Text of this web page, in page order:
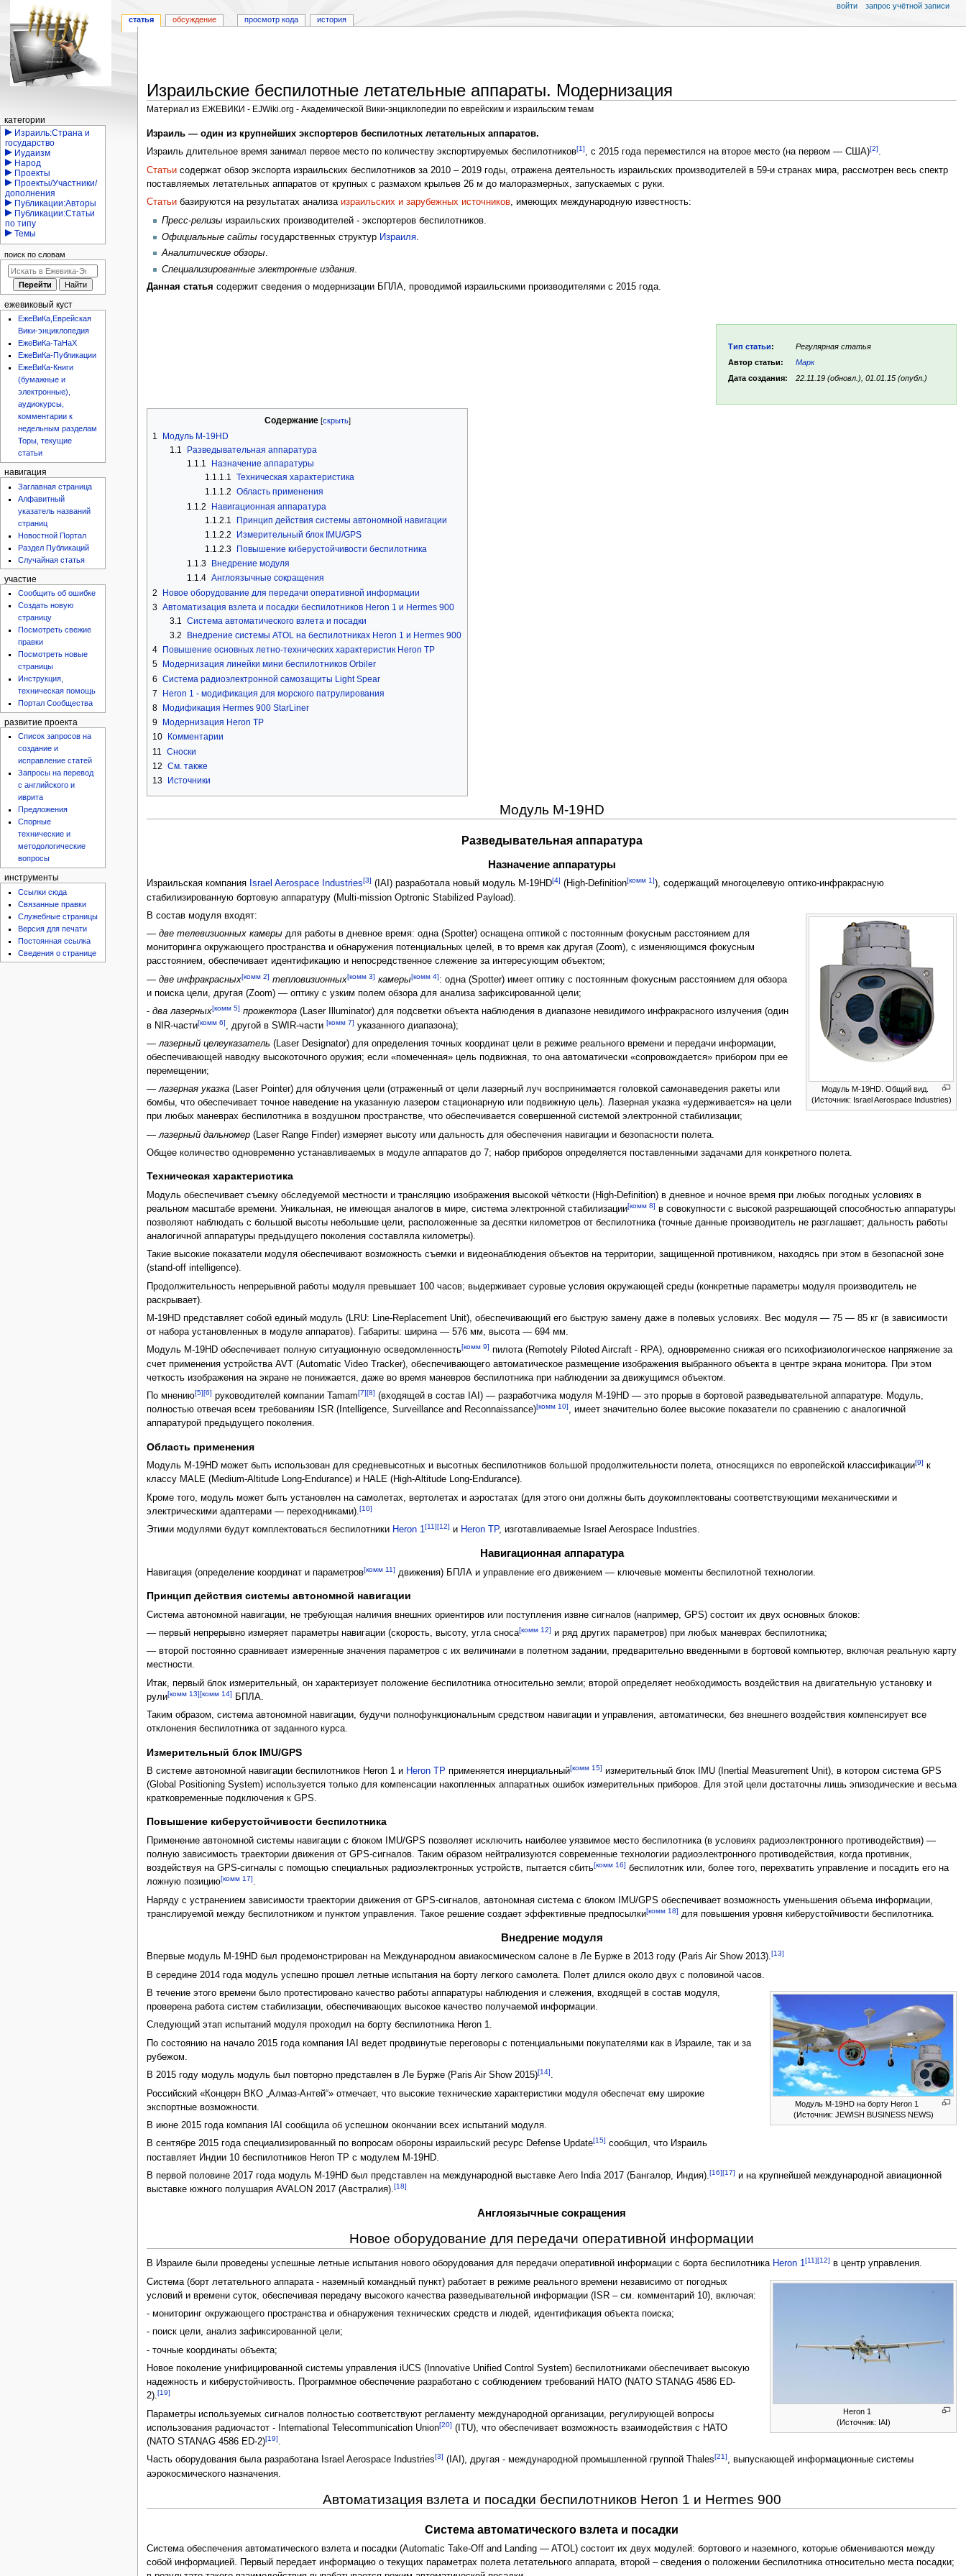
Израильские беспилотные летательные аппараты. Модернизация
Материал из ЕЖЕВИКИ - EJWiki.org - Академической Вики-энциклопедии по еврейским и израильским темам
Перейти
к
Перейти
к
Израиль — один из крупнейших экспортеров беспилотных летательных аппаратов.
Израиль длительное время занимал первое место по количеству экспортируемых беспилотников[1], с 2015 года переместился на второе место (на первом — США)[2].
Статьи содержат обзор экспорта израильских беспилотников за 2010 – 2019 годы, отражена деятельность израильских производителей в 59-и странах мира, рассмотрен весь спектр
поставляемых летательных аппаратов от крупных с размахом крыльев 26 м до малоразмерных, запускаемых с руки.
Статьи базируются на результатах анализаизраильских и зарубежных источников, имеющих международную известность:
Пресс-релизыизраильских производителей - экспортеров беспилотников.
Официальные сайтыгосударственных структур Израиля.
Аналитические обзоры.
Специализированные электронные издания.
Данная статья содержит сведения о модернизации БПЛА, проводимой израильскими производителями с 2015 года.
Тип статьи:
Регулярная статья
Автор статьи:
Марк
Дата создания:
22.11.19 (обновл.), 01.01.15 (опубл.)
Содержание
1
Модуль М-19HD
1.1
Разведывательная аппаратура
1.1.1
Назначение аппаратуры
1.1.1.1 Техническая характеристика
1.1.1.2 Область применения
1.1.2
Навигационная аппаратура
1.1.2.1
Принцип действия системы автономной навигации
1.1.2.2
Измерительный блок IMU/GPS
1.1.2.3
Повышение киберустойчивости беспилотника
1.1.3
Внедрение модуля
1.1.4 Англоязычные сокращения
2
Новое оборудование для передачи оперативной информации
3 Автоматизация взлета и посадки беспилотников Heron 1 и Hermes 900
3.1 Система автоматического взлета и посадки
3.2
Внедрение системы ATOL на беспилотниках Heron 1 и Hermes 900
4
Повышение основных летно-технических характеристик Heron TP
5
Модернизация линейки мини беспилотников Orbiler
6 Система радиоэлектронной самозащиты Light Spear
7
Heron 1 - модификация для морского патрулирования
8
Модификация Hermes 900 StarLiner
9
Модернизация Heron TP
10
Комментарии
11
Сноски
12 См. также
13
Источники
Модуль М-19HD
Разведывательная аппаратура
Назначение аппаратуры
Израильская компания Israel Aerospace Industries[3] (IAI) разработала новый модуль M-19HD[4] (High-Definition[комм 1]), содержащий многоцелевую оптико-инфракрасную
стабилизированную бортовую аппаратуру (Multi-mission Optronic Stabilized Payload).
Модуль M-19HD. Общий вид.
(Источник: Israel Aerospace Industries)
В состав модуля входят:
—две телевизионных камеры для работы в дневное время: одна (Spotter) оснащена оптикой с постоянным фокусным расстоянием для
мониторинга окружающего пространства и обнаружения потенциальных целей, в то время как другая (Zoom), с изменяющимся фокусным
расстоянием, обеспечивает идентификацию и непосредственное слежение за интересующим объектом;
—две инфракрасных[комм 2] тепловизионных[комм 3] камеры[комм 4]: одна (Spotter) имеет оптику с постоянным фокусным расстоянием для обзора
и поиска цели, другая (Zoom) — оптику с узким полем обзора для анализа зафиксированной цели;
-два лазерных[комм 5] прожектора (Laser Illuminator) для подсветки объекта наблюдения в диапазоне невидимого инфракрасного излучения (один
в NIR-части[комм 6] , другой в SWIR-части[комм 7] указанного диапазона);
—лазерный целеуказатель (Laser Designator) для определения точных координат цели в режиме реального времени и передачи информации,
обеспечивающей наводку высокоточного оружия; если «помеченная» цель подвижная, то она автоматически «сопровождается» прибором при ее
перемещении;
—лазерная указка (Laser Pointer) для облучения цели (отраженный от цели лазерный луч воспринимается головкой самонаведения ракеты или
бомбы, что обеспечивает точное наведение на указанную лазером стационарную или подвижную цель). Лазерная указка «удерживается» на цели
при любых маневрах беспилотника в воздушном пространстве, что обеспечивается совершенной системой электронной стабилизации;
—лазерный дальномер (Laser Range Finder) измеряет высоту или дальность для обеспечения навигации и безопасности полета.
Общее количество одновременно устанавливаемых в модуле аппаратов до 7; набор приборов определяется поставленными задачами для конкретного полета.
Техническая характеристика
Модуль обеспечивает съемку обследуемой местности и трансляцию изображения высокой чёткости (High-Definition) в дневное и ночное время при любых погодных условиях в
реальном масштабе времени. Уникальная, не имеющая аналогов в мире, система электронной стабилизации[комм 8] в совокупности с высокой разрешающей способностью аппаратуры
позволяют наблюдать с большой высоты небольшие цели, расположенные за десятки километров от беспилотника (точные данные производитель не разглашает; дальность работы
аналогичной аппаратуры предыдущего поколения составляла километры).
Такие высокие показатели модуля обеспечивают возможность съемки и видеонаблюдения объектов на территории, защищенной противником, находясь при этом в безопасной зоне
(stand-off intelligence).
Продолжительность непрерывной работы модуля превышает 100 часов; выдерживает суровые условия окружающей среды (конкретные параметры модуля производитель не
раскрывает).
M-19HD представляет собой единый модуль (LRU: Line-Replacement Unit), обеспечивающий его быструю замену даже в полевых условиях. Вес модуля — 75 — 85 кг (в зависимости
от набора установленных в модуле аппаратов). Габариты: ширина — 576 мм, высота — 694 мм.
Модуль M-19HD обеспечивает полную ситуационную осведомленность[комм 9] пилота (Remotely Piloted Aircraft - RPA), одновременно снижая его психофизиологическое напряжение за
счет применения устройства AVT (Automatic Video Tracker), обеспечивающего автоматическое размещение изображения выбранного объекта в центре экрана монитора. При этом
четкость изображения на экране не понижается, даже во время маневров беспилотника при наблюдении за движущимся объектом.
По мнению[5][6] руководителей компании Tamam[7][8] (входящей в состав IAI) — разработчика модуля М-19HD — это прорыв в бортовой разведывательной аппаратуре. Модуль,
полностью отвечая всем требованиям ISR (Intelligence, Surveillance and Reconnaissance)[комм 10], имеет значительно более высокие показатели по сравнению с аналогичной
аппаратурой предыдущего поколения.
Область применения
Модуль M-19HD может быть использован для средневысотных и высотных беспилотников большой продолжительности полета, относящихся по европейской классификации[9] к
классу MALE (Medium-Altitude Long-Endurance) и HALE (High-Altitude Long-Endurance).
Кроме того, модуль может быть установлен на самолетах, вертолетах и аэростатах (для этого они должны быть доукомплектованы соответствующими механическими и
электрическими адаптерами — переходниками).[10]
Этими модулями будут комплектоваться беспилотники Heron 1[11][12] и Heron TP, изготавливаемые Israel Aerospace Industries.
Навигационная аппаратура
Навигация (определение координат и параметров[комм 11] движения) БПЛА и управление его движением — ключевые моменты беспилотной технологии.
Принцип действия системы автономной навигации
Система автономной навигации, не требующая наличия внешних ориентиров или поступления извне сигналов (например, GPS) состоит их двух основных блоков:
— первый непрерывно измеряет параметры навигации (скорость, высоту, угла сноса[комм 12] и ряд других параметров) при любых маневрах беспилотника;
— второй постоянно сравнивает измеренные значения параметров с их величинами в полетном задании, предварительно введенными в бортовой компьютер, включая реальную карту
местности.
Итак, первый блок измерительный, он характеризует положение беспилотника относительно земли; второй определяет необходимость воздействия на двигательную установку и
рули[комм 13][комм 14]
БПЛА.
Таким образом, система автономной навигации, будучи полнофункциональным средством навигации и управления, автоматически, без внешнего воздействия компенсирует все
отклонения беспилотника от заданного курса.
Измерительный блок IMU/GPS
В системе автономной навигации беспилотников Heron 1 и Heron TP применяется инерциальный[комм 15] измерительный блок IMU (Inertial Measurement Unit), в котором система GPS
(Global Positioning System) используется только для компенсации накопленных аппаратных ошибок измерительных приборов. Для этой цели достаточны лишь эпизодические и весьма
кратковременные подключения к GPS.
Повышение киберустойчивости беспилотника
Применение автономной системы навигации с блоком IMU/GPS позволяет исключить наиболее уязвимое место беспилотника (в условиях радиоэлектронного противодействия) —
полную зависимость траектории движения от GPS-сигналов. Таким образом нейтрализуются современные технологии радиоэлектронного противодействия, когда противник,
воздействуя на GPS-сигналы с помощью специальных радиоэлектронных устройств, пытается сбить[комм 16] беспилотник или, более того, перехватить управление и посадить его на
ложную позицию[комм 17].
Наряду с устранением зависимости траектории движения от GPS-сигналов, автономная система с блоком IMU/GPS обеспечивает возможность уменьшения объема информации,
транслируемой между беспилотником и пунктом управления. Такое решение создает эффективные предпосылки[комм 18] для повышения уровня киберустойчивости беспилотника.
Внедрение модуля
Впервые модуль M-19HD был продемонстрирован на Международном авиакосмическом салоне в Ле Бурже в 2013 году (Paris Air Show 2013).[13]
В середине 2014 года модуль успешно прошел летные испытания на борту легкого самолета. Полет длился около двух с половиной часов.
Модуль M-19HD на борту Heron 1
(Источник: JEWISH BUSINESS NEWS)
В течение этого времени было протестировано качество работы аппаратуры наблюдения и слежения, входящей в состав модуля,
проверена работа систем стабилизации, обеспечивающих высокое качество получаемой информации.
Следующий этап испытаний модуля проходил на борту беспилотника Heron 1.
По состоянию на начало 2015 года компания IAI ведет продвинутые переговоры с потенциальными покупателями как в Израиле, так и за
рубежом.
В 2015 году модуль модуль был повторно представлен в Ле Бурже (Paris Air Show 2015)[14].
Российский «Концерн ВКО „Алмаз-Антей“» отмечает, что высокие технические характеристики модуля обеспечат ему широкие
экспортные возможности.
В июне 2015 года компания IAI сообщила об успешном окончании всех испытаний модуля.
В сентябре 2015 года специализированный по вопросам обороны израильский ресурс Defense Update[15] сообщил, что Израиль
поставляет Индии 10 беспилотников Heron TP с модулем M-19HD.
В первой половине 2017 года модуль M-19HD был представлен на международной выставке Aero India 2017 (Бангалор, Индия).[16][17] и на крупнейшей международной авиационной
выставке южного полушария AVALON 2017 (Австралия).[18]
Англоязычные сокращения
Новое оборудование для передачи оперативной информации
В Израиле были проведены успешные летные испытания нового оборудования для передачи оперативной информации с борта беспилотника Heron 1[11][12] в центр управления.
Heron 1
(Источник: IAI)
Система (борт летательного аппарата - наземный командный пункт) работает в режиме реального времени независимо от погодных
условий и времени суток, обеспечивая передачу высокого качества разведывательной информации (ISR – см. комментарий 10), включая:
- мониторинг окружающего пространства и обнаружения технических средств и людей, идентификация объекта поиска;
- поиск цели, анализ зафиксированной цели;
- точные координаты объекта;
Новое поколение унифицированной системы управления iUCS (Innovative Unified Control System) беспилотниками обеспечивает высокую
надежность и киберустойчивость. Программное обеспечение разработано с соблюдением требований НАТО (NATO STANAG 4586 ED-
2).[19]
Параметры используемых сигналов полностью соответствуют регламенту международной организации, регулирующей вопросы
использования радиочастот - International Telecommunication Union[20] (ITU), что обеспечивает возможность взаимодействия с НАТО
(NATO STANAG 4586 ED-2)[19].
Часть оборудования была разработана Israel Aerospace Industries[3] (IAI), другая - международной промышленной группой Thales[21], выпускающей информационные системы
аэрокосмического назначения.
Автоматизация взлета и посадки беспилотников Heron 1 и Hermes 900
Система автоматического взлета и посадки
Система обеспечения автоматического взлета и посадки (Automatic Take-Off and Landing — ATOL) состоит их двух модулей: бортового и наземного, которые обмениваются между
собой информацией. Первый передает информацию о текущих параметрах полета летательного аппарата, второй – сведения о положении беспилотника относительно места посадки;
Навигация
статья обсуждение просмотр кода история
войти запрос учётной записи
категории
Израиль:Страна и
государство
Иудаизм
Народ
Проекты
Проекты/Участники/
дополнения
Публикации:Авторы
Публикации:Статьи
по типу
Темы
поиск по словам
ежевиковый куст
ЕжеВиКа,Еврейская
Вики-энциклопедия
ЕжеВиКа-ТаНаХ
ЕжеВиКа-Публикации
ЕжеВиКа-Книги
(бумажные и
электронные),
аудиокурсы,
комментарии к
недельным разделам
Торы, текущие
статьи
навигация
Заглавная страница
Алфавитный
указатель названий
страниц
Новостной Портал
Раздел Публикаций
Случайная статья
участие
Сообщить об ошибке
Создать новую
страницу
Посмотреть свежие
правки
Посмотреть новые
страницы
Инструкция,
техническая помощь
Портал Сообщества
развитие проекта
Список запросов на
создание и
исправление статей
Запросы на перевод
с английского и
иврита
Предложения
Спорные
технические и
методологические
вопросы
инструменты
Ссылки сюда
Связанные правки
Служебные страницы
Версия для печати
Постоянная ссылка
Сведения о странице